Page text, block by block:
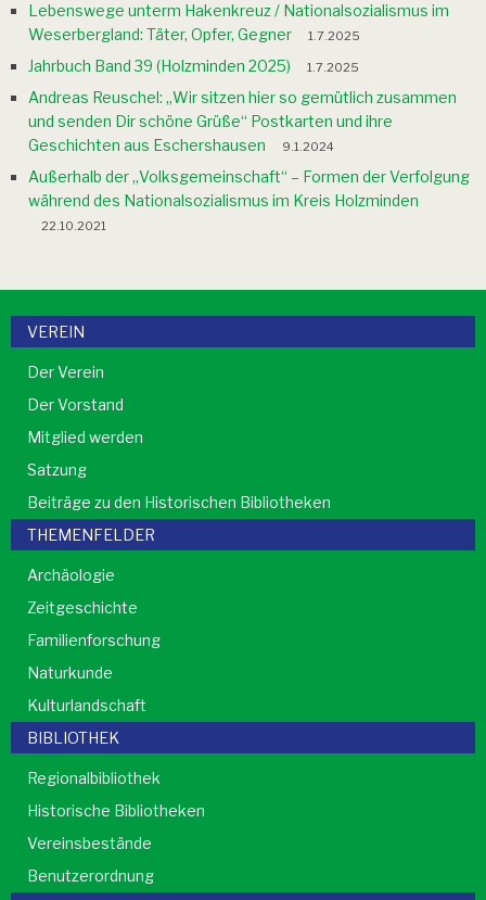
Lebenswege unterm Hakenkreuz / Nationalsozialismus im
Weserbergland: Täter, Opfer, Gegner
1.7.2025
Jahrbuch Band 39 (Holzminden 2025) 1.7.2025
Andreas Reuschel: „Wir sitzen hier so gemütlich zusammen
und senden Dir schöne Grüße“ Postkarten und ihre
Geschichten aus Eschershausen
9.1.2024
Außerhalb der „Volksgemeinschaft“ – Formen der Verfolgung
während des Nationalsozialismus im Kreis Holzminden
22.10.2021
VEREIN
Der Verein
Der Vorstand
Mitglied werden
Satzung
Beiträge zu den Historischen Bibliotheken
THEMENFELDER
Archäologie
Zeitgeschichte
Familienforschung
Naturkunde
Kulturlandschaft
BIBLIOTHEK
Regionalbibliothek
Historische Bibliotheken
Vereinsbestände
Benutzerordnung